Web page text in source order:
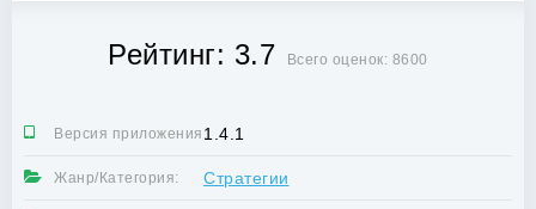
Рейтинг: 3.7 Всего оценок: 8600
Версия приложения:1.4.1
Жанр/Категория: Стратегии